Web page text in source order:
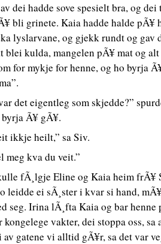
dei hadde sove spesielt bra, og dei
bli grinete. Kaia hadde halde pÃ¥
lyslarvane, og gjekk rundt og gav
blei kulda, mangelen pÃ¥ mat og
for mykje for henne, og ho byrja
det eigentleg som skjedde?”
byrja Ã¥ gÃ¥.
ikkje heilt,” sa Siv.
meg kva du veit.”
fÃ¸lgje Eline og Kaia heim frÃ¥
leidde ei sÃ¸ster i kvar si hand,
seg. Irina lÃ¸fta Kaia og bar henne
kongelege vakter, dei stoppa oss,
av gatene vi alltid gÃ¥r, sa det var